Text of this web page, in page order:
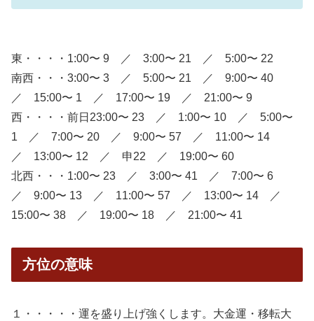
東・・・・1:00〜 9 ／ 3:00〜 21 ／ 5:00〜 22
南西・・・3:00〜 3 ／ 5:00〜 21 ／ 9:00〜 40
／ 15:00〜 1 ／ 17:00〜 19 ／ 21:00〜 9
西・・・・前日23:00〜 23 ／ 1:00〜 10 ／ 5:00〜
1 ／ 7:00〜 20 ／ 9:00〜 57 ／ 11:00〜 14
／ 13:00〜 12 ／ 申22 ／ 19:00〜 60
北西・・・1:00〜 23 ／ 3:00〜 41 ／ 7:00〜 6
／ 9:00〜 13 ／ 11:00〜 57 ／ 13:00〜 14 ／
15:00〜 38 ／ 19:00〜 18 ／ 21:00〜 41
方位の意味
１・・・・・運を盛り上げ強くします。大金運・移転大